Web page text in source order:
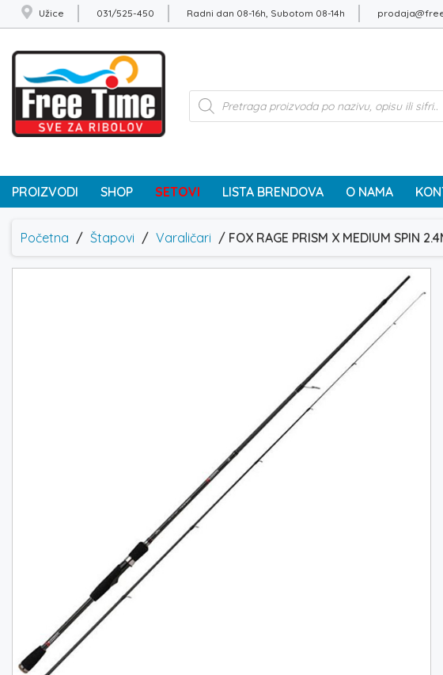
Užice 031/525-450 Radni dan 08-16h, Subotom 08-14h
Products
search
PROIZVODI SHOP SETOVI LISTA BRENDOVA O NAMA
Početna / Štapovi / Varaličari / FOX RAGE PRISM X MEDIUM SPIN